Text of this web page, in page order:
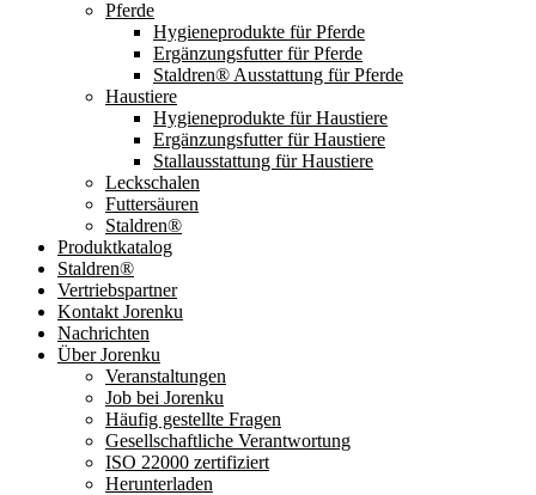
Pferde
Hygieneprodukte für Pferde
Ergänzungsfutter für Pferde
Staldren® Ausstattung für Pferde
Haustiere
Hygieneprodukte für Haustiere
Ergänzungsfutter für Haustiere
Stallausstattung für Haustiere
Leckschalen
Futtersäuren
Staldren®
Produktkatalog
Staldren®
Vertriebspartner
Kontakt Jorenku
Nachrichten
Über Jorenku
Veranstaltungen
Job bei Jorenku
Häufig gestellte Fragen
Gesellschaftliche Verantwortung
ISO 22000 zertifiziert
Herunterladen